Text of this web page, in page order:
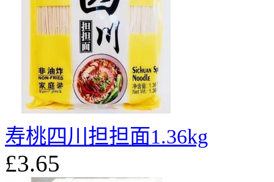
寿桃四川担担面1.36kg
£3.65